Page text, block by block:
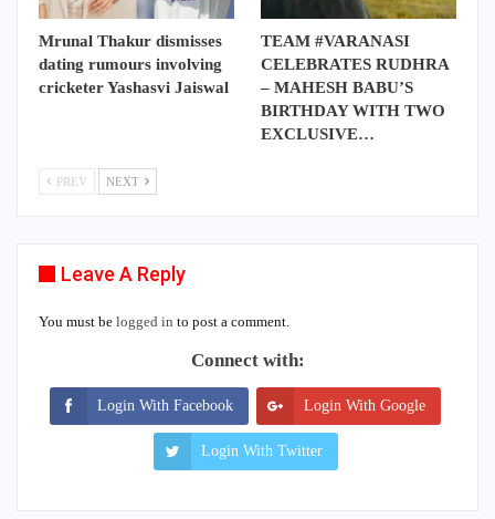
Mrunal Thakur dismisses
dating rumours involving
cricketer Yashasvi Jaiswal
TEAM #VARANASI
CELEBRATES RUDHRA
– MAHESH BABU’S
BIRTHDAY WITH TWO
EXCLUSIVE…
PREV NEXT
Leave A Reply
You must be logged in to post a comment.
Connect with:
Login With Facebook Login With Google
Login With Twitter